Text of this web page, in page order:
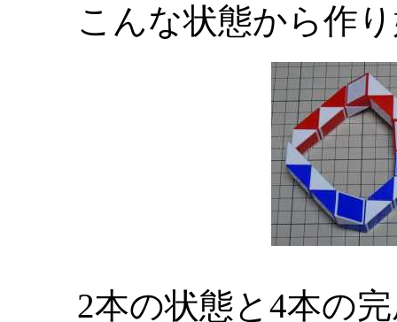
こんな状態から作
2本の状態と4本の